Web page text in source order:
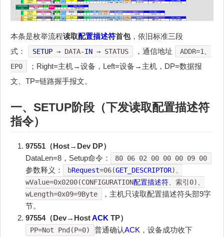
本条是枚举流程读取配置描述符首包，依旧标准三段
式：
SETUP → DATA-IN → STATUS ，通信地址
ADDR=1、
EP0
；Right=主机→设备，Left=设备→主机，DP=数据报
文、TP=链路握手报文。
一、 SETUP阶段（下发读取配置描述符
指令）
97551（Host→Dev DP）
DataLen=8，Setup命令：
80 06 02 00 00 00 09 00
参数释义： bRequest=06(GET_DESCRIPTOR)、
wValue=0x0200(CONFIGURATION配置描述符、索引0)、
wLength=0x09=9Byte
，主机只读取配置描述符头部9字
节。
97554（Dev→HostACK TP）
PP=Not Pnd(P=0) 普通确认ACK ，设备成功收下